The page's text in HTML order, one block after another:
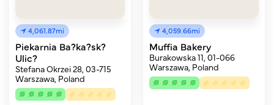
4,061.87mi
Piekarnia Ba?ka?sk?
Ulic?
Stefana Okrzei 28, 03-715
Warszawa, Poland
4,059.66mi
Muffia Bakery
Burakowska 11, 01-066
Warszawa, Poland